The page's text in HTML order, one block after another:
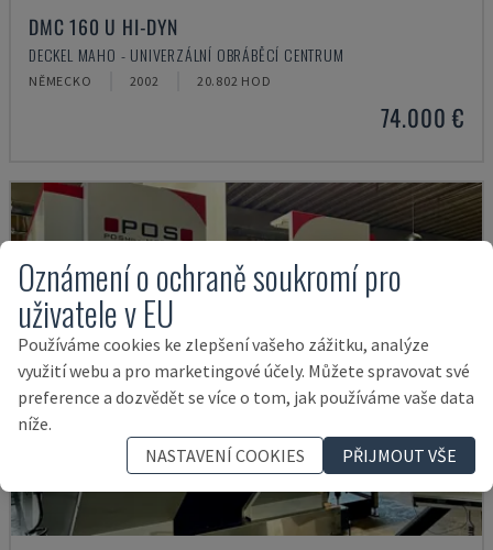
DMC 160 U HI-DYN
DECKEL MAHO - UNIVERZÁLNÍ OBRÁBĚCÍ CENTRUM
NĚMECKO 2002 20.802 HOD
74.000 €
Oznámení o ochraně soukromí pro
uživatele v EU
Používáme cookies ke zlepšení vašeho zážitku, analýze
využití webu a pro marketingové účely. Můžete spravovat své
preference a dozvědět se více o tom, jak používáme vaše data
níže.
NASTAVENÍ COOKIES
PŘIJMOUT VŠE